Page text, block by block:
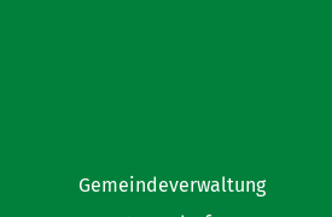
Gemeindeverwaltung